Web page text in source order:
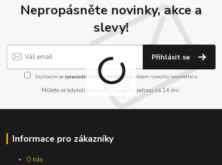
Nepropásněte novinky, akce a
slevy!
Přihlásit se
Souhlasím se zpracováním osobních údajůza účelem rozesílky newsletteru.
Můžete se kdykoli odhlásit. Zasíláme jednou za 14 dní.
Informace pro zákazníky
O nás